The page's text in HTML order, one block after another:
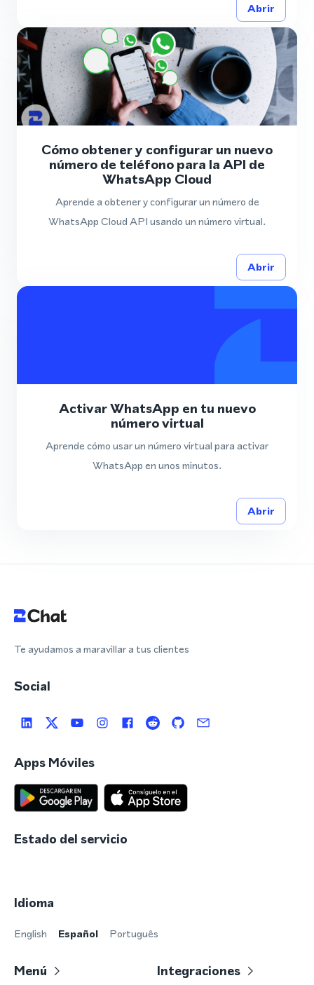
Abrir
Cómo obtener y configurar un nuevo
número de teléfono para la API de
WhatsApp Cloud
Aprende a obtener y configurar un número de
WhatsApp Cloud API usando un número virtual.
Abrir
Activar WhatsApp en tu nuevo
número virtual
Aprende cómo usar un número virtual para activar
WhatsApp en unos minutos.
Abrir
Te ayudamos a maravillar a tus clientes
Social
Apps Móviles
Estado del servicio
Idioma
English Español Português
Menú Integraciones